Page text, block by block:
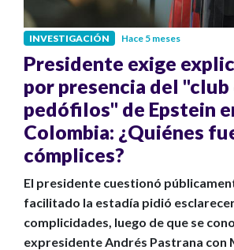
INVESTIGACIÓN Hace 5 meses
Presidente exige
por presencia del "club
pedófilos" de Epstein
Colombia: ¿Quiénes
cómplices?
El presidente cuestionó
facilitado la estadía pidió
complicidades, luego de que se
expresidente Andrés Pastrana con